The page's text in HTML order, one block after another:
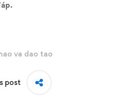
va dao tao
post